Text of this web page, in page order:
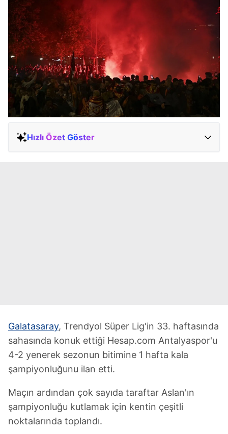
Hızlı Özet Göster
Galatasaray, Trendyol Süper Lig'in 33. haftasında
sahasında konuk ettiği Hesap.com Antalyaspor'u
4-2 yenerek sezonun bitimine 1 hafta kala
şampiyonluğunu ilan etti.
Maçın ardından çok sayıda taraftar Aslan'ın
şampiyonluğu kutlamak için kentin çeşitli
noktalarında toplandı.